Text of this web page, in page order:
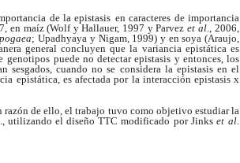
de la epistasis en caracteres de importancia
en maíz (Wolf y Hallauer, 1997 y Parvez et al., 2006,
; Upadhyaya y Nigam, 1999) y en soya (Araujo,
general concluyen que la variancia epistática es
genotipos puede no detectar epistasis y entonces, los
sesgados, cuando no se considera la epistasis en el
epistática, es afectada por la interacción epistasis x
razón de ello, el trabajo tuvo como objetivo estudiar la
utilizando el diseño TTC modificado por Jinks et al